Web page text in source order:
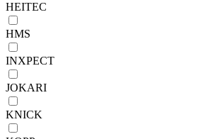
HEITEC
HMS
INXPECT
JOKARI
KNICK